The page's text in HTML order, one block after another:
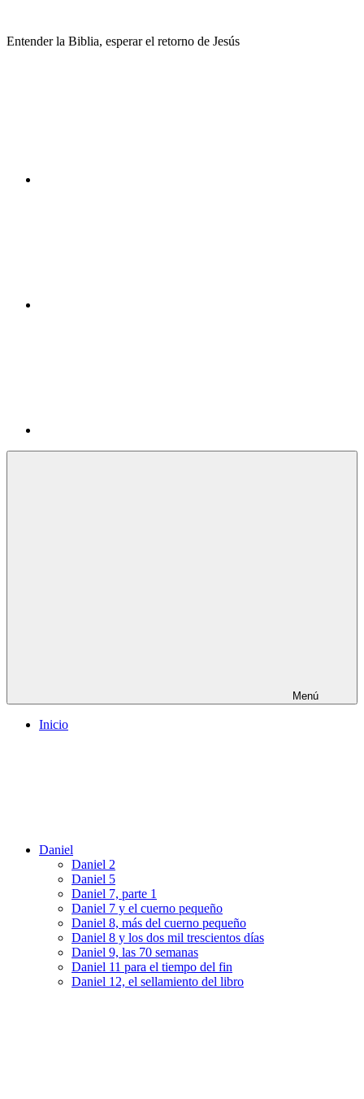
contenido
Entender la Biblia, esperar el retorno de Jesús
Menú
Inicio
Daniel
Daniel 2
Daniel 5
Daniel 7, parte 1
Daniel 7 y el cuerno pequeño
Daniel 8, más del cuerno pequeño
Daniel 8 y los dos mil trescientos días
Daniel 9, las 70 semanas
Daniel 11 para el tiempo del fin
Daniel 12, el sellamiento del libro